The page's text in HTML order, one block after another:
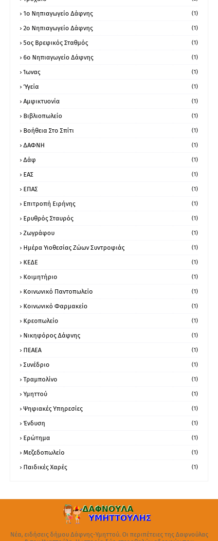
1ο Νηπιαγωγείο Δάφνης (1)
2ο Νηπιαγωγείο Δάφνης (1)
5ος Βρεφικός Σταθμός (1)
6ο Νηπιαγωγείο Δάφνης (1)
Ίωνας (1)
Ύγεία (1)
Αμφικτυονία (1)
Βιβλιοπωλείο (1)
Βοήθεια Στο Σπίτι (1)
ΔΑΦΝΗ (1)
Δάφ (1)
ΕΑΣ (1)
ΕΠΑΣ (1)
Επιτροπή Ειρήνης (1)
Ερυθρός Σταυρός (1)
Ζωγράφου (1)
Ημέρα Υιοθεσίας Ζώων Συντροφιάς (1)
ΚΕΔΕ (1)
Κοιμητήριο (1)
Κοινωνικό Παντοπωλείο (1)
Κοινωνικό Φαρμακείο (1)
Κρεοπωλείο (1)
Νικηφόρος Δάφνης (1)
ΠΕΑΕΑ (1)
Συνέδριο (1)
Τραμπολίνο (1)
Υμηττού (1)
Ψηφιακές Υπηρεσίες (1)
Ένδυση (1)
Ερώτημα (1)
Μεζεδοπωλείο (1)
Παιδικές Χαρές (1)
Νέα, ειδήσεις δήμου Δάφνης-Υμηττού. Οι περιπέτειες της Δαφνούλας